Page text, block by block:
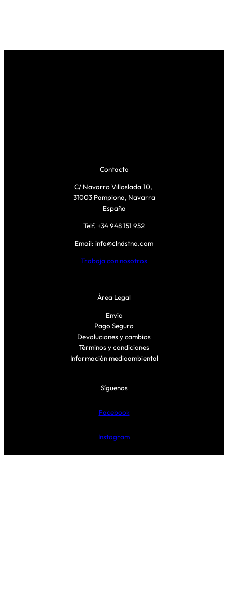
Contacto
C/ Navarro Villoslada 10,
31003 Pamplona, Navarra
España
Telf. +34 948 151 952
Email: info@clndstno.com
Trabaja con nosotros
Área Legal
Envío
Pago Seguro
Devoluciones y cambios
Términos y condiciones
Información medioambiental
Síguenos
Facebook
Instagram